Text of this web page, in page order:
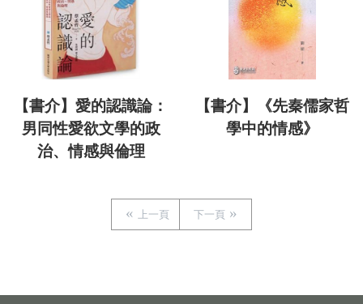
【書介】愛的認識論：
男同性愛欲文學的政
治、情感與倫理
【書介】《先秦儒家哲
學中的情感》
上一頁 下一頁